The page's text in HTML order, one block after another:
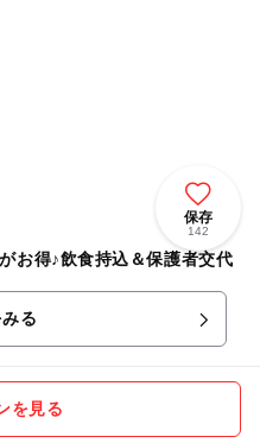
保存
142
お得♪飲食持込＆保護者交代
る
を見る